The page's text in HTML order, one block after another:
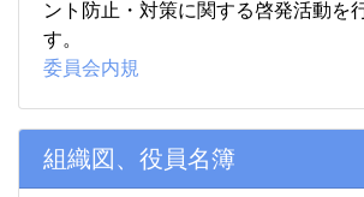
ント防止・ 対策に関する啓発活動を
す。
委員会内規
組織図、役員名簿